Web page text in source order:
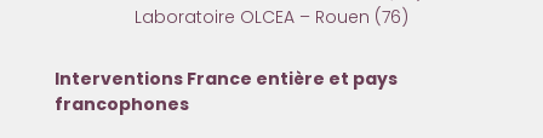
Laboratoire OLCEA – Rouen (76)
Interventions France entière et pays
francophones